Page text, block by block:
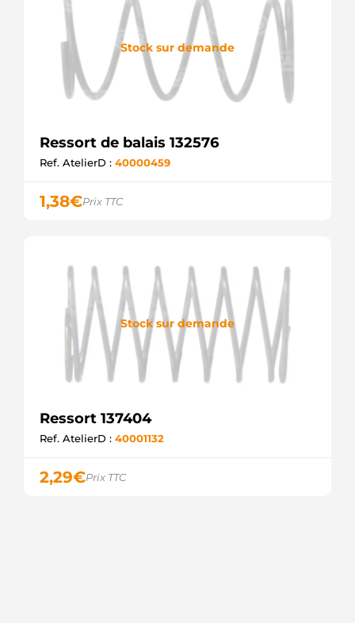
Stock sur demande
Ressort de balais 132576
Ref. AtelierD : 40000459
1,38€Prix TTC
Stock sur demande
Ressort 137404
Ref. AtelierD : 40001132
2,29€Prix TTC